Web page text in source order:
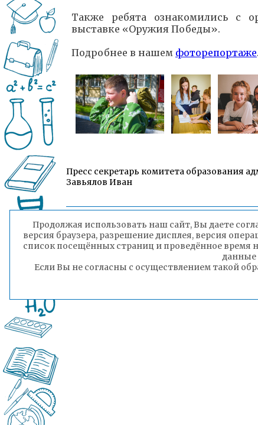
Также ребята ознакомились с
выставке «Оружия Победы».
Подробнее в нашем фоторепортаже.
Пресс секретарь комитета образования
Завьялов Иван
Продолжая использовать наш сайт, Вы даете
версия браузера, разрешение дисплея, версия
список посещённых страниц и проведённое время
данные
Если Вы не согласны с осуществлением такой